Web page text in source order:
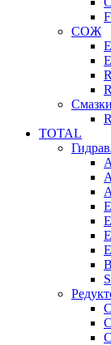
СОЖ
Смазки
TOTAL